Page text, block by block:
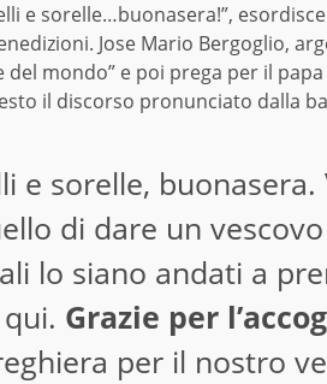
e sorelle…buonasera!”,
Jose Mario Bergoglio,
del mondo” e poi prega per il
il discorso pronunciato dalla
e sorelle,
di dare un
lo siano andati a
Grazie per
per il nostro